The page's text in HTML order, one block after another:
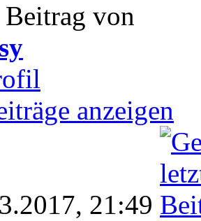
von
anzeigen
21:49